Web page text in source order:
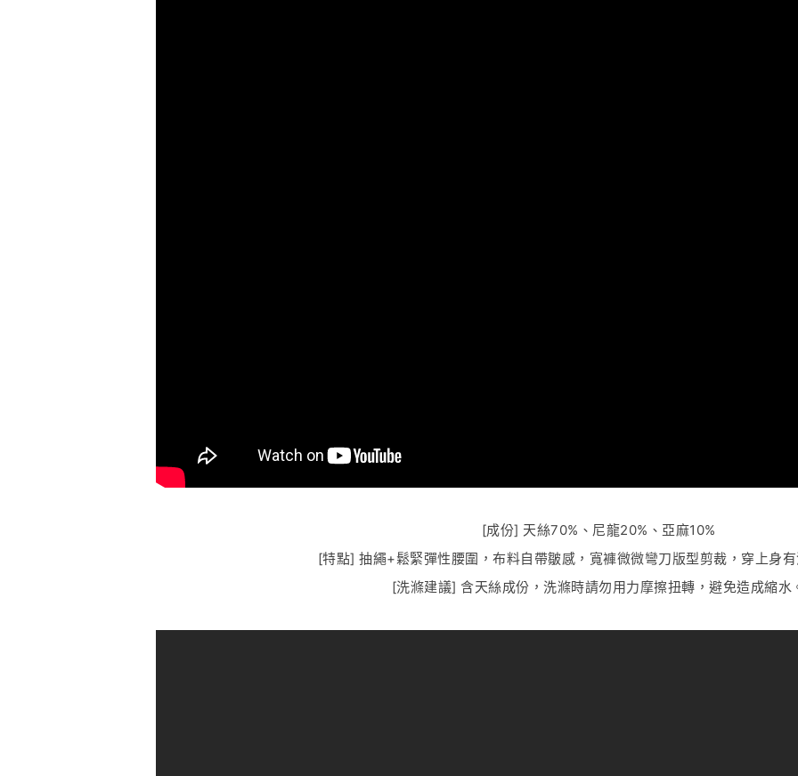
[成份] 天絲70%、尼龍20%、亞麻10%
[特點] 抽繩+鬆緊彈性腰圍，布料自帶皺感，寬褲微微彎刀版型剪裁，穿上身有
[洗滌建議] 含天絲成份，洗滌時請勿用力摩擦扭轉，避免造成縮水